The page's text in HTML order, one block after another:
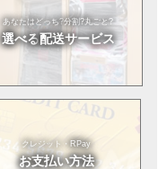
あなたはどっち?分割?丸ごと?
選べる配送サービス
クレジット・RPay
お支払い方法